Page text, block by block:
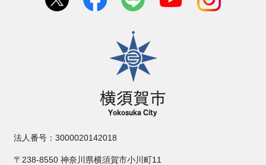
横須賀市
法人番号：3000020142018
〒238-8550 神奈川県横須賀市小川町11